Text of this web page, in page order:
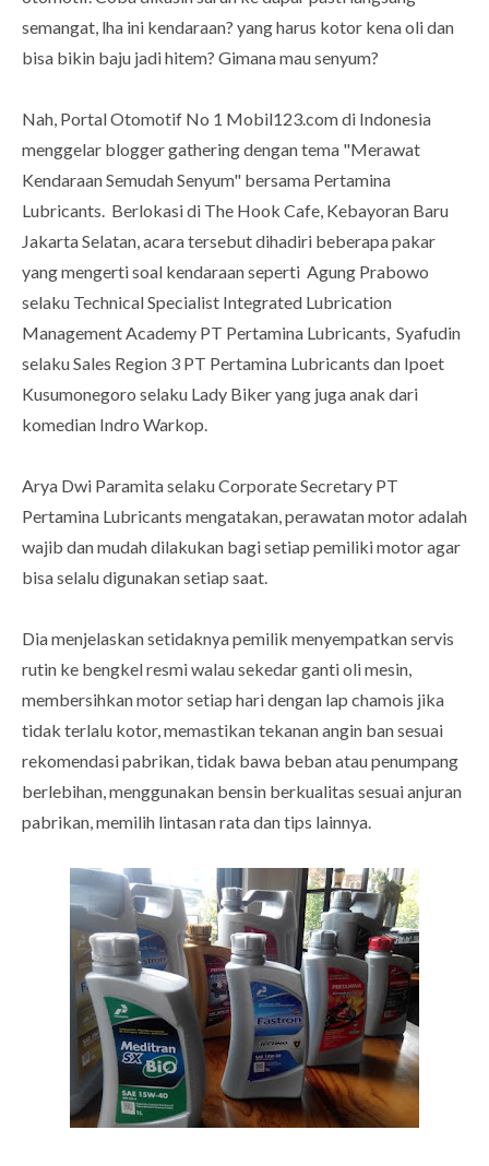
semangat, lha ini kendaraan? yang harus kotor kena oli dan
bisa bikin baju jadi hitem? Gimana mau senyum?
Nah, Portal Otomotif No 1 Mobil123.com di Indonesia
menggelar blogger gathering dengan tema "Merawat
Kendaraan Semudah Senyum" bersama Pertamina
Lubricants. Berlokasi di The Hook Cafe, Kebayoran Baru
Jakarta Selatan, acara tersebut dihadiri beberapa pakar
yang mengerti soal kendaraan seperti Agung Prabowo
selaku Technical Specialist Integrated Lubrication
Management Academy PT Pertamina Lubricants, Syafudin
selaku Sales Region 3 PT Pertamina Lubricants dan Ipoet
Kusumonegoro selaku Lady Biker yang juga anak dari
komedian Indro Warkop.
Arya Dwi Paramita selaku Corporate Secretary PT
Pertamina Lubricants mengatakan, perawatan motor adalah
wajib dan mudah dilakukan bagi setiap pemiliki motor agar
bisa selalu digunakan setiap saat.
Dia menjelaskan setidaknya pemilik menyempatkan servis
rutin ke bengkel resmi walau sekedar ganti oli mesin,
membersihkan motor setiap hari dengan lap chamois jika
tidak terlalu kotor, memastikan tekanan angin ban sesuai
rekomendasi pabrikan, tidak bawa beban atau penumpang
berlebihan, menggunakan bensin berkualitas sesuai anjuran
pabrikan, memilih lintasan rata dan tips lainnya.